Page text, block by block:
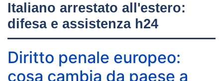
Italiano arrestato all'estero:
difesa e assistenza h24
Diritto penale europeo:
cosa cambia da paese a